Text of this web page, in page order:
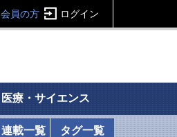
会員の方 ログイン
医療・サイエンス
連載一覧 タグ一覧